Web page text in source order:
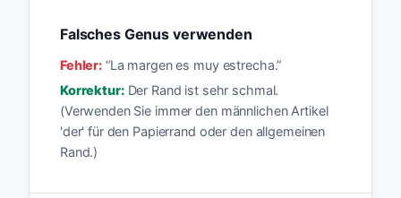
Falsches Genus verwenden
Fehler: “La margen es muy estrecha.”
Korrektur: Der Rand ist sehr schmal.
(Verwenden Sie immer den männlichen Artikel
'der' für den Papierrand oder den allgemeinen
Rand.)